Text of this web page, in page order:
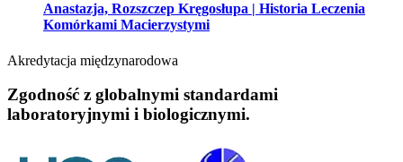
Anastazja, Rozszczep Kręgosłupa | Historia Leczenia
Komórkami Macierzystymi
Akredytacja międzynarodowa
Zgodność z globalnymi standardami
laboratoryjnymi i biologicznymi.